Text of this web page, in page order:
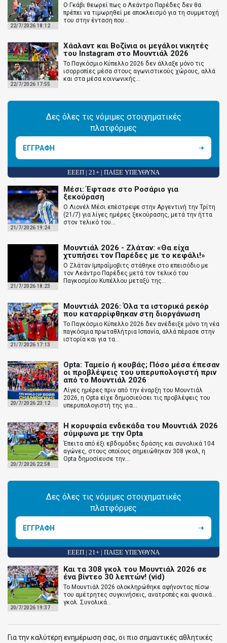
22/7/2026 18:12
Ο Γκάβι θεωρεί πως ο Λεάντρο Παρέδες δεν θα
πρέπει να τιμωρηθεί με αποκλεισμό για τη συμμετοχή
του στην ένταση που...
22/7/2026 17:55
Χάαλαντ και Βοζίνια οι μεγάλοι νικητές
του Instagram στο Μουντιάλ 2026
Το Παγκόσμιο Κύπελλο 2026 δεν άλλαξε μόνο τις
ισορροπίες μέσα στους αγωνιστικούς χώρους, αλλά
και στα μέσα κοινωνικής...
Δες όλες τις νόμιμες στοιχηματικές
πλατφόρμες
ΕΓΓΡΑΦΗ
ΕΕΕΠ | 21+ | ΠΑΙΞΕ ΥΠΕΥΘΥΝΑ
21/7/2026 19:24
Μέσι: Έφτασε στο Ροσάριο για
ξεκούραση
Ο Λιονέλ Μέσι επέστρεψε στην Αργεντινή την Τρίτη
(21/7) για λίγες ημέρες ξεκούρασης, μετά την ήττα
στον τελικό του...
21/7/2026 18:23
Μουντιάλ 2026 - Ζλάταν: «Θα είχα
χτυπήσει τον Παρέδες με το κεφάλι!»
Ο Ζλάταν Ιμπραΐμοβιτς στάθηκε στο επεισόδιο με
τον Λεάντρο Παρέδες μετά τον τελικό του
Παγκοσμίου Κυπέλλου μεταξύ της...
21/7/2026 17:13
Μουντιάλ 2026: Όλα τα ιστορικά ρεκόρ
που καταρρίφθηκαν στη διοργάνωση
Το Παγκόσμιο Κύπελλο 2026 δεν ανέδειξε μόνο τη νέα
παγκόσμια πρωταθλήτρια Ισπανία, αλλά πέρασε στην
ιστορία και για τα...
20/7/2026 23:12
Opta: Ταμείο ή κουβάς; Πόσο μέσα έπεσαν
οι προβλέψεις του υπερυπολογιστή πριν
από το Μουντιάλ 2026
Λίγες ημέρες πριν από την έναρξη του Μουντιάλ
2026, η Opta είχε δημοσιεύσει τις προβλέψεις του
υπερυπολογιστή της για...
20/7/2026 22:58
Η κορυφαία ενδεκάδα του Μουντιάλ 2026
σύμφωνα με την Opta
Έπειτα από έξι εβδομάδες δράσης και συνολικά 104
αγώνες, στους οποίους σημειώθηκαν 308 γκολ, η
Opta δημοσίευσε την...
Δες όλες τις νόμιμες στοιχηματικές
πλατφόρμες
ΕΓΓΡΑΦΗ
ΕΕΕΠ | 21+ | ΠΑΙΞΕ ΥΠΕΥΘΥΝΑ
20/7/2026 19:37
Και τα 308 γκολ του Μουντιάλ 2026 σε
ένα βίντεο 30 λεπτών! (vid)
Το Μουντιάλ 2026 ολοκληρώθηκε αφήνοντας πίσω
του αμέτρητες συγκινήσεις, ανατροπές και φυσικά...
γκολ. Συνολικά...
Για την καλύτερη ενημέρωση σας, οι πιο σημαντικές αθλητικές